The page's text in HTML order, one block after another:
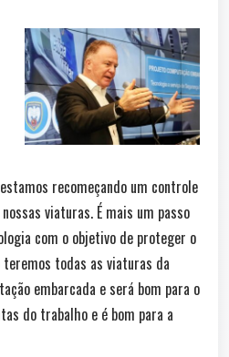
recomeçando um controle
viaturas. É mais um passo
com o objetivo de proteger o
teremos todas as viaturas da
embarcada e será bom para o
do trabalho e é bom para a